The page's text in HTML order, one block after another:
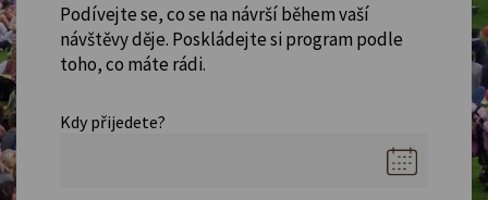
Podívejte se, co se na návrší během vaší
návštěvy děje. Poskládejte si program podle
toho, co máte rádi.
Kdy přijedete?